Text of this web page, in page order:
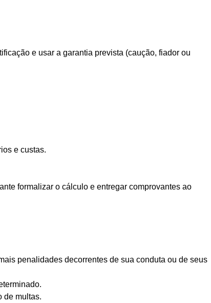
e usar a garantia prevista (caução, fiador ou
e custas.
formalizar o cálculo e entregar comprovantes ao
penalidades decorrentes de sua conduta ou de seus
de multas.